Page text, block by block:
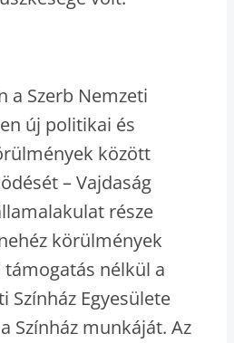
a Szerb Nemzeti
új politikai és
között
– Vajdaság
része
körülmények
nélkül a
Színház Egyesülete
Színház munkáját. Az